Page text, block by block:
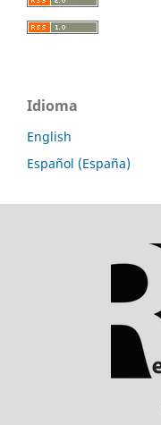
Idioma
English
Español (España)